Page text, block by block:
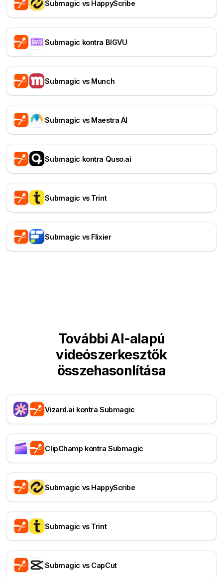
Submagic vs HappyScribe
Submagic kontra BIGVU
Submagic vs Munch
Submagic vs Maestra AI
Submagic kontra Quso.ai
Submagic vs Trint
Submagic vs Flixier
További AI-alapú
videószerkesztők
összehasonlítása
Vizard.ai kontra Submagic
ClipChamp kontra Submagic
Submagic vs HappyScribe
Submagic vs Trint
Submagic vs CapCut